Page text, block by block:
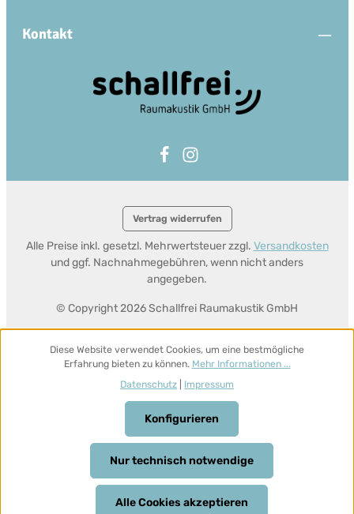
Kontakt
Vertrag widerrufen
© Copyright 2026 Schallfrei Raumakustik GmbH
Alle Preise inkl. gesetzl. Mehrwertsteuer zzgl. Versandkosten
und ggf. Nachnahmegebühren, wenn nicht anders
angegeben.
Diese Website verwendet Cookies, um eine bestmögliche
Erfahrung bieten zu können. Mehr Informationen ...
Datenschutz
Impressum
Nur technisch notwendige
Konfigurieren
Alle Cookies akzeptieren